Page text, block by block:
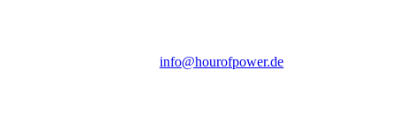
info@hourofpower.de